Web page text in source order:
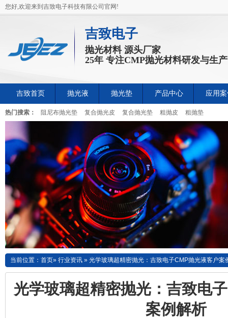
您好,欢迎来到吉致电子科技有限公司官网!
吉致电子
抛光材料 源头厂家
25年 专注CMP抛光材料研发与生产
吉致首页 抛光液 抛光垫 产品中心 应用
热门搜索： 阻尼布抛光垫 复合抛光皮 复合抛光垫 粗抛皮 粗抛垫
当前位置： 首页» 行业资讯 » 光学玻璃超精密抛光：吉致电子CMP抛光液客户案
光学玻璃超精密抛光：吉致电
案例解析